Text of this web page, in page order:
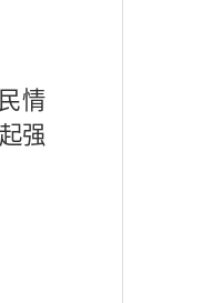
情
强